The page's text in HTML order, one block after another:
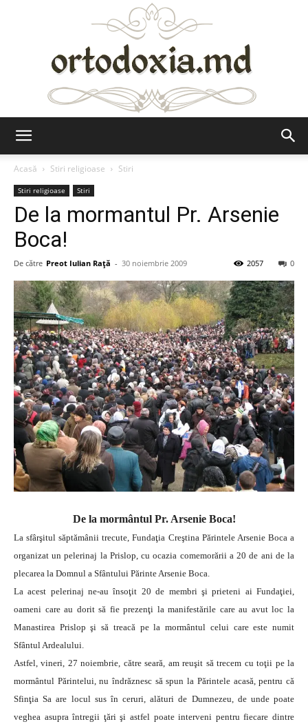
Acasă
Stiri religioase Stiri
Stiri religioase Stiri
De la mormantul Pr. Arsenie
Boca!
De către Preot Iulian Raţă - 30 noiembrie 2009 0
2057
De la mormântul Pr. Arsenie Boca!
La sfârşitul săptămânii trecute, Fundaţia Creştina Părintele Arsenie Boca a
organizat un pelerinaj la Prislop, cu ocazia comemorării a 20 de ani de la
plecarea la Domnul a Sfântului Părinte Arsenie Boca.
La acest pelerinaj ne-au însoţit 20 de membri şi prieteni ai Fundaţiei,
oameni care au dorit să fie prezenţi la manifestările care au avut loc la
Manastirea Prislop şi să treacă pe la mormântul celui care este numit
Sfântul Ardealului.
Astfel, vineri, 27 noiembrie, către seară, am reuşit să trecem cu toţii pe la
mormântul Părintelui, nu îndrăznesc să spun la Părintele acasă, pentru că
Sfinţia Sa are locul sus în ceruri, alături de Dumnezeu, de unde poate
veghea asupra întregii ţări şi astfel poate interveni pentru fiecare dintre